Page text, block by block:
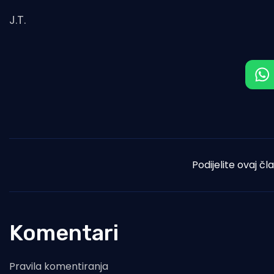
J.T.
Podijelite ovaj
Komentari
Pravila komentiranja